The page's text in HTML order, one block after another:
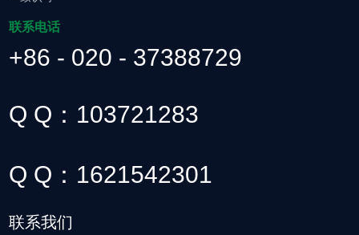
联系电话
+86 - 020 - 37388729
Q Q：103721283
Q Q：1621542301
联系我们